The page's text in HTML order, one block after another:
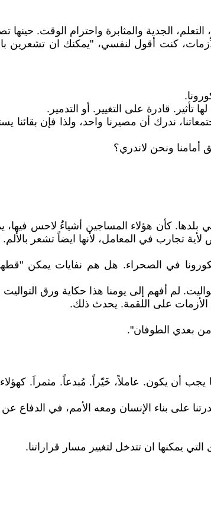
الجدية والمثابرة واحترام الوقت.
كنت أقول لنفسي، "يمكنك ان تشعرين
تأثير. قادرة على التغيير. أو التدمير.
ندرك أن مصيرنا واحد، ولذا فإن
ونحن لاندري؟
كأن هؤلاء المساجين أشياءٌ لاحس
تجارب في المعامل، لأنها ايضاً تشعر
في الصحراء. هل هم نفايات يمكن
لم أفهم إلى يومنا هذا حكاية ورق التواليت
على اللقمة. يحدث ذلك.
بعدي الطوفان".
يجب أن يكون. عاملاً، خَيّراً. مُبدعاً. مثمراَ.
على بناء الإنسان ومعه الأمم، في الدفاع عن
يمكنها ان تتدخل لتغيير مسار قراراتنا.